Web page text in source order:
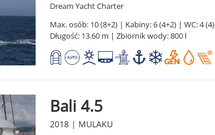
Dream Yacht Charter
Max. osób: 10 (8+2) | Kabiny: 6 (4+2) | WC: 4 (4)
Długość: 13.60 m | Zbiornik wody: 800 l
Bali 4.5
2018 | MULAKU